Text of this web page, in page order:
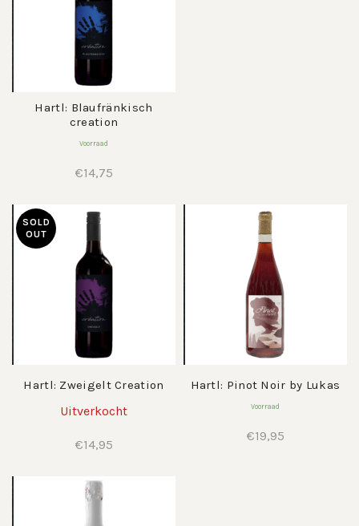
Hartl: Blaufränkisch
creation
Voorraad
€14,75
SOLD
OUT
Hartl: Zweigelt Creation
Uitverkocht
€14,95
Hartl: Pinot Noir by Lukas
Voorraad
€19,95